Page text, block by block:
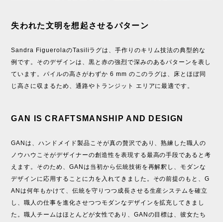
失われた文明を想起させるパターン
Sandra FiguerolaのTasiliラグは、手作りのキリム技法の典型的な
例です。そのデザインは、黒と赤の強烈で深みのあるパターンを表し
ています。パイルの高さがわずか 6 mm のこのラグは、床とほぼ同
じ高さに収まるため、通路やトランジット エリアに最適です。
GAN IS CRAFTSMANSHIP AND DESIGN
GANは、ハンドメイド製品こそが真の贅沢であり、熟練した職人の
ノウハウこそがデザイナーの創造性を表現する最高の手段であると考
えます。そのため、GANは当初から伝統技術を再解釈し、モダンな
デザインに応用することに力を入れてきました。その前提のもと、G
ANは何年もかけて、伝統を守りつつ成長させる生産システムを確立
し、職人の仕事を進化させつつモダンなデザインを拡充してきまし
た。職人チームはほとんどが女性であり、GANの目標は、彼女たち